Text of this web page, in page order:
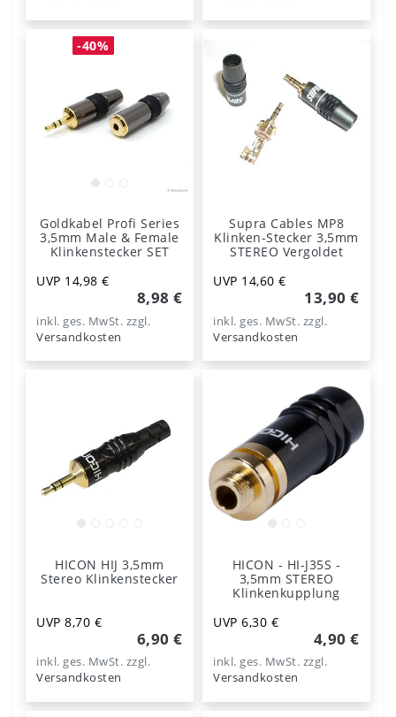
-40%
Goldkabel Profi Series
3,5mm Male & Female
Klinkenstecker SET
UVP 14,98 €
8,98 €
inkl. ges. MwSt. zzgl.
Versandkosten
Supra Cables MP8
Klinken-Stecker 3,5mm
STEREO Vergoldet
UVP 14,60 €
13,90 €
inkl. ges. MwSt. zzgl.
Versandkosten
HICON HIJ 3,5mm
Stereo Klinkenstecker
UVP 8,70 €
6,90 €
inkl. ges. MwSt. zzgl.
Versandkosten
HICON - HI-J35S -
3,5mm STEREO
Klinkenkupplung
UVP 6,30 €
4,90 €
inkl. ges. MwSt. zzgl.
Versandkosten